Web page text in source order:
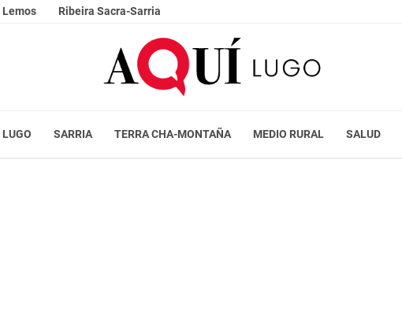
Ribeira Sacra-Sarria
SARRIA TERRA CHA-MONTAÑA MEDIO RURAL SALUD